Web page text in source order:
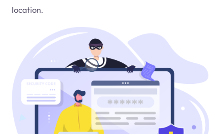
location.